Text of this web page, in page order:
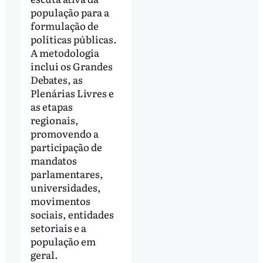
população para a
formulação de
políticas públicas.
A metodologia
inclui os Grandes
Debates, as
Plenárias Livres e
as etapas
regionais,
promovendo a
participação de
mandatos
parlamentares,
universidades,
movimentos
sociais, entidades
setoriais e a
população em
geral.